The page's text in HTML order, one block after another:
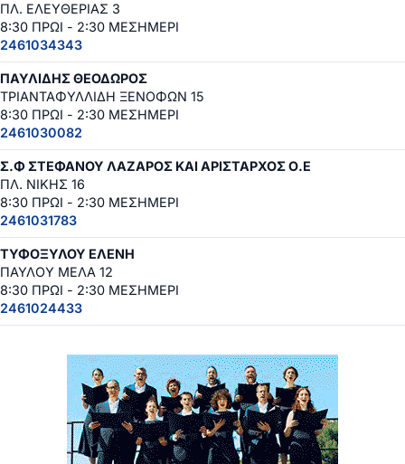
ΠΛ. ΕΛΕΥΘΕΡΙΑΣ 3
8:30 ΠΡΩΙ - 2:30 ΜΕΣΗΜΕΡΙ
2461034343
ΠΑΥΛΙΔΗΣ ΘΕΟΔΩΡΟΣ
ΤΡΙΑΝΤΑΦΥΛΛΙΔΗ ΞΕΝΟΦΩΝ 15
8:30 ΠΡΩΙ - 2:30 ΜΕΣΗΜΕΡΙ
2461030082
Σ.Φ ΣΤΕΦΑΝΟΥ ΛΑΖΑΡΟΣ ΚΑΙ ΑΡΙΣΤΑΡΧΟΣ Ο.Ε
ΠΛ. ΝΙΚΗΣ 16
8:30 ΠΡΩΙ - 2:30 ΜΕΣΗΜΕΡΙ
2461031783
ΤΥΦΟΞΥΛΟΥ ΕΛΕΝΗ
ΠΑΥΛΟΥ ΜΕΛΑ 12
8:30 ΠΡΩΙ - 2:30 ΜΕΣΗΜΕΡΙ
2461024433